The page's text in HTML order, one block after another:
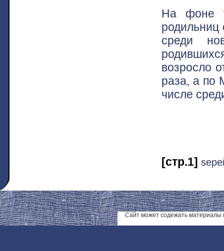
На фоне
родильниц
среди
возросло
раза, а по
числе
[стр.1]
Сайт может содежать материалы